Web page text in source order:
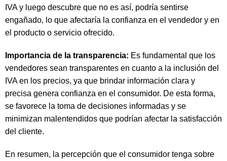
IVA y luego descubre que no es así, podría sentirse
engañado, lo que afectaría la confianza en el vendedor y en
el producto o servicio ofrecido.
Importancia de la transparencia: Es fundamental que los
vendedores sean transparentes en cuanto a la inclusión del
IVA en los precios, ya que brindar información clara y
precisa genera confianza en el consumidor. De esta forma,
se favorece la toma de decisiones informadas y se
minimizan malentendidos que podrían afectar la satisfacción
del cliente.
En resumen, la percepción que el consumidor tenga sobre